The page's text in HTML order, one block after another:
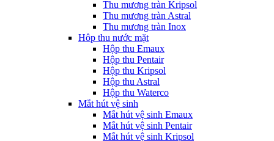
Thu mương tràn Kripsol
Thu mương tràn Astral
Thu mương tràn Inox
Hôp thu nước mặt
Hộp thu Emaux
Hộp thu Pentair
Hộp thu Kripsol
Hộp thu Astral
Hộp thu Waterco
Mắt hút vệ sinh
Mắt hút vệ sinh Emaux
Mắt hút vệ sinh Pentair
Mắt hút vệ sinh Kripsol